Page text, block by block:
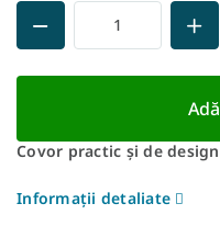
Covor practic și de
Informaţii detaliate